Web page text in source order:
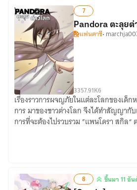
Pandora
ตะลุย
ต่าง
7
Pandora ตะลุยต่
แฟนตาซี•
3357.91K6
เรื่องราวการผจญภัยในแต่ละโลกของเด็ก
การ มาของชาวต่างโลก จึงได้ทำสัญญากั
การที่จะต้องไปรวบรวม ”แพนโดรา สกิล“
8
ขึ้นขึ้นมา 11 อั